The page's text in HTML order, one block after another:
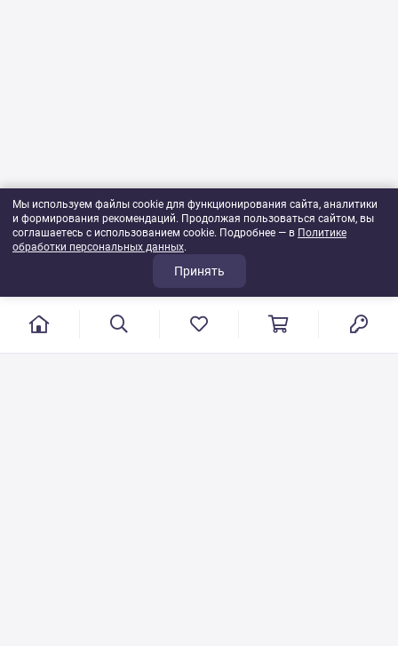
Мы используем файлы cookie для функционирования сайта, аналитики
и формирования рекомендаций. Продолжая пользоваться сайтом, вы
соглашаетесь с использованием cookie. Подробнее — в Политике
обработки персональных данных.
Принять